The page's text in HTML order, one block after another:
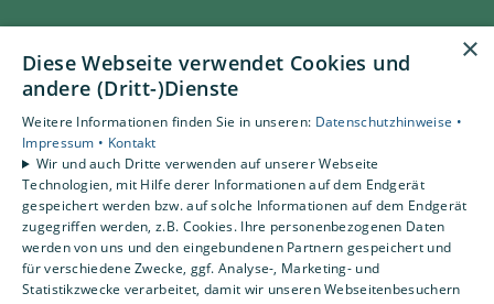
Privatkunden
Gewerbekunden
Karriere
Unternehmen
Standort
Beckum
×
Diese Webseite verwendet Cookies und
andere (Dritt-)Dienste
Weitere Informationen finden Sie in unseren: Datenschutzhinweise •
Impressum • Kontakt
Wir und auch Dritte verwenden auf unserer Webseite
Technologien, mit Hilfe derer Informationen auf dem Endgerät
gespeichert werden bzw. auf solche Informationen auf dem Endgerät
zugegriffen werden, z.B. Cookies. Ihre personenbezogenen Daten
werden von uns und den eingebundenen Partnern gespeichert und
für verschiedene Zwecke, ggf. Analyse-, Marketing- und
Statistikzwecke verarbeitet, damit wir unseren Webseitenbesuchern